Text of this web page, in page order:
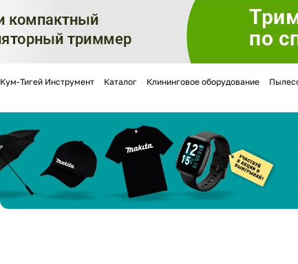
Кум-Тигей Инструмент Каталог Клининговое оборудование